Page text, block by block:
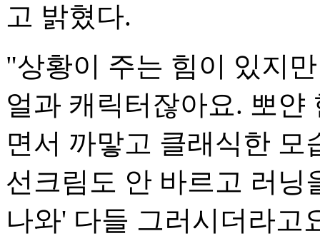
고 밝혔다.
"상황이 주는 힘이 있지
얼과 캐릭터잖아요. 뽀
면서 까맣고 클래식한
선크림도 안 바르고 러닝
나와' 다들 그러시더라고